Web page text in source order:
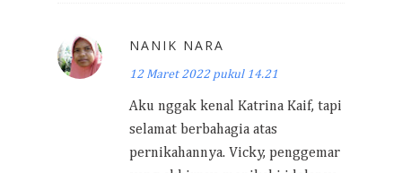
NANIK NARA
12 Maret 2022 pukul 14.21
Aku nggak kenal Katrina Kaif, tapi
selamat berbahagia atas
pernikahannya. Vicky, penggemar